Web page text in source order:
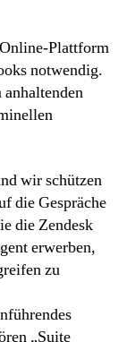
Plattform
notwendig.
wir schützen
die Gespräche
die Zendesk
erwerben,
zu
„Suite